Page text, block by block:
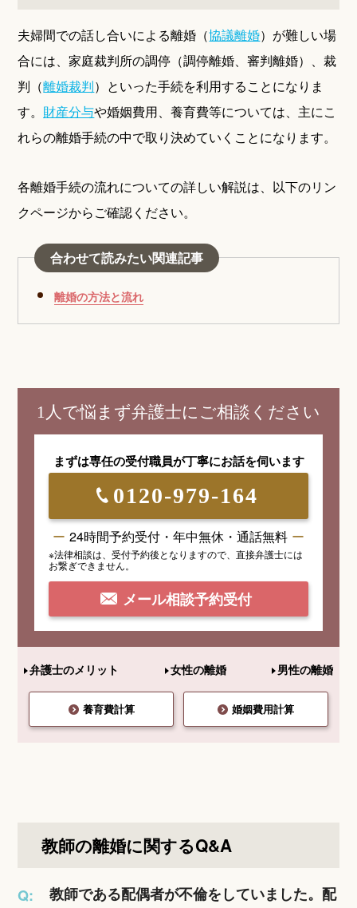
夫婦間での話し合いによる離婚（協議離婚）が難しい場
合には、家庭裁判所の調停（調停離婚、審判離婚）、裁
判（離婚裁判）といった手続を利用することになりま
す。 財産分与や婚姻費用、養育費等については、主にこ
れらの離婚手続の中で取り決めていくことになります。
各離婚手続の流れについての詳しい解説は、以下のリン
クページからご確認ください。
合わせて読みたい関連記事
離婚の方法と流れ
1人で悩まず弁護士にご相談ください
まずは専任の受付職員が丁寧にお話を伺います
0120-979-164
24時間予約受付・年中無休・通話無料
※法律相談は、受付予約後となりますので、 直接弁護士には
お繋ぎできません。
メール相談予約受付
弁護士のメリット 女性の離婚 男性の離婚
養育費計算 婚姻費用計算
教師の離婚に関するQ&A
Q:
教師である配偶者が不倫をしていました。配